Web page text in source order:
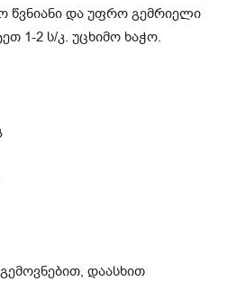
წვნიანი და უფრო გემრიელი
1-2 ს/კ. უცხიმო ხაჭო.
დაასხით